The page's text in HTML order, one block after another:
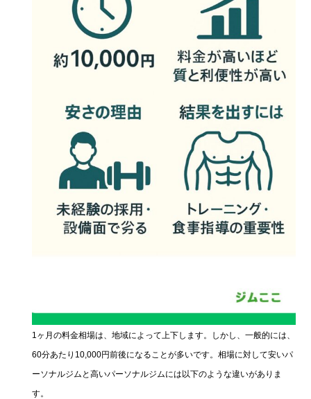
1ヶ月の料金相場は、地域によって上下します。しかし、一般的には、
60分あたり10,000円前後になることが多いです。相場に対して安いパ
ーソナルジムと高いパーソナルジムには以下のような違いがありま
す。